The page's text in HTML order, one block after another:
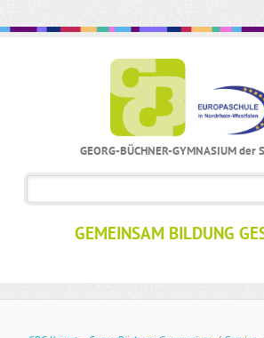
GEORG-BÜCHNER-GYMNASIUM der
GEMEINSAM BILDUNG